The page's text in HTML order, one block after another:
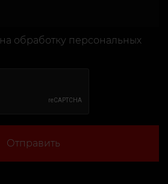
на обработку персональных
Отправить